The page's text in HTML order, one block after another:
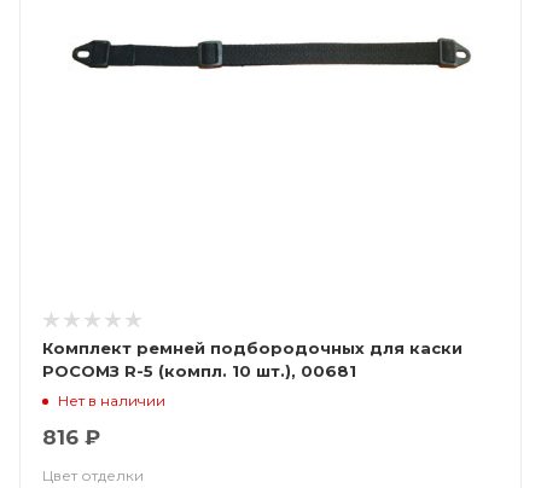
Комплект ремней подбородочных для каски
РОСОМЗ R-5 (компл. 10 шт.), 00681
Нет в наличии
816 ₽
Цвет отделки